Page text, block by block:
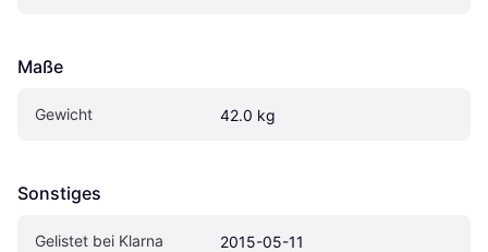
Maße
Gewicht 42.0 kg
Sonstiges
Gelistet bei Klarna 2015-05-11